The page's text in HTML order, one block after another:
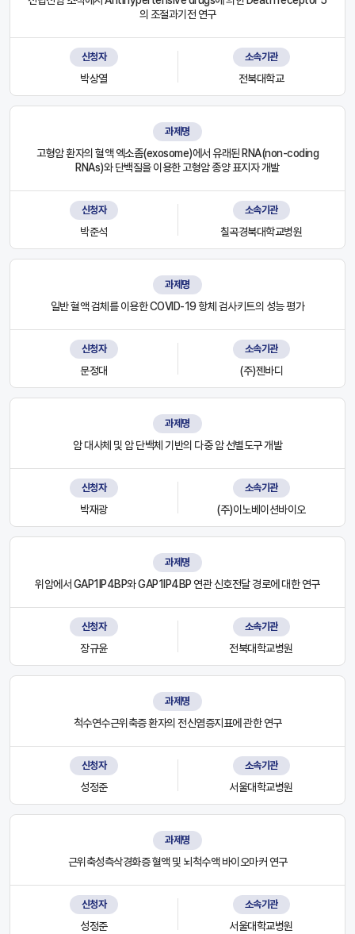
의 조절과기전 연구
신청자
박상열
소속기관
전북대학교
과제명
고형암 환자의 혈액 엑소좀(exosome)에서 유래된 RNA(non-coding
RNAs)와 단백질을 이용한 고형암 종양 표지자 개발
신청자
박준석
소속기관
칠곡경북대학교병원
과제명
일반 혈액 검체를 이용한 COVID-19 항체 검사키트의 성능 평가
신청자
문정대
소속기관
(주)젠바디
과제명
암 대사체 및 암 단백체 기반의 다중 암 선별도구 개발
신청자
박재광
소속기관
(주)이노베이션바이오
과제명
위암에서 GAP1IP4BP와 GAP1IP4BP 연관 신호전달 경로에 대한 연구
신청자
장규윤
소속기관
전북대학교병원
과제명
척수연수근위축증 환자의 전신염증지표에 관한 연구
신청자
성정준
소속기관
서울대학교병원
과제명
근위축성측삭경화증 혈액 및 뇌척수액 바이오마커 연구
신청자
성정준
소속기관
서울대학교병원